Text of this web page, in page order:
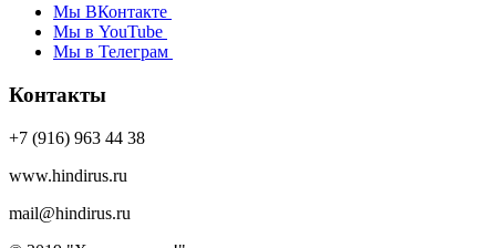
Мы ВКонтакте
Мы в YouTube
Мы в Телеграм
Контакты
+7 (916) 963 44 38
www.hindirus.ru
mail@hindirus.ru